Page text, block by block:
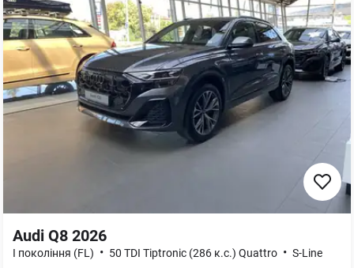
Audi Q8 2026
I покоління (FL) • 50 TDI Tiptronic (286 к.с.) Quattro • S-Line